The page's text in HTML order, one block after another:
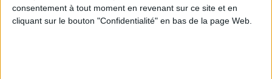
consentement à tout moment en revenant sur ce site et en
cliquant sur le bouton "Confidentialité" en bas de la page Web.